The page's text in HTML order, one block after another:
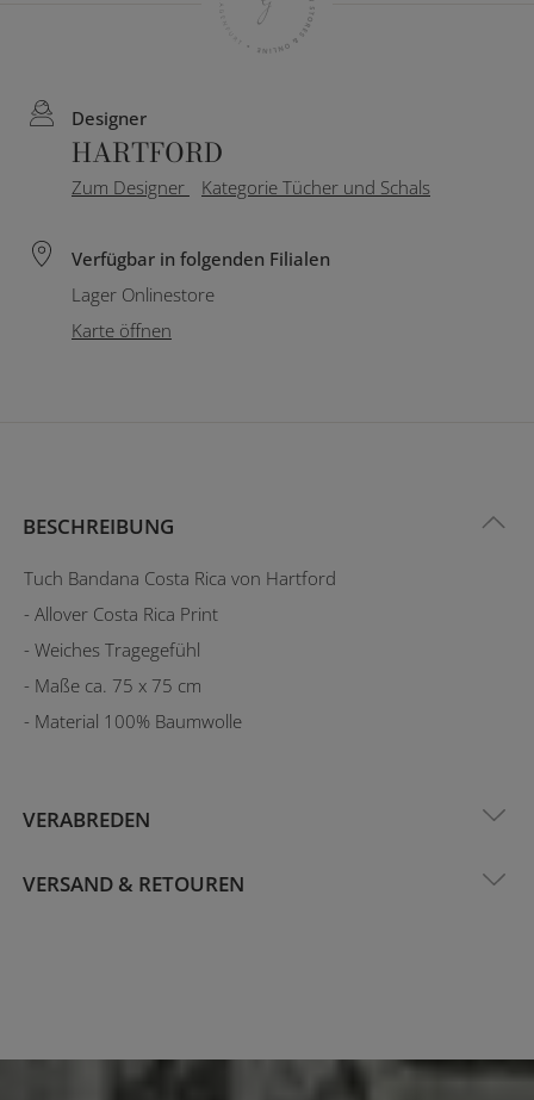
Designer
HARTFORD
Zum Designer Kategorie Tücher und Schals
Verfügbar in folgenden Filialen
Lager Onlinestore
Karte öffnen
BESCHREIBUNG
Tuch Bandana Costa Rica von Hartford
- Allover Costa Rica Print
- Weiches Tragegefühl
- Maße ca. 75 x 75 cm
- Material 100% Baumwolle
VERABREDEN
VERSAND & RETOUREN